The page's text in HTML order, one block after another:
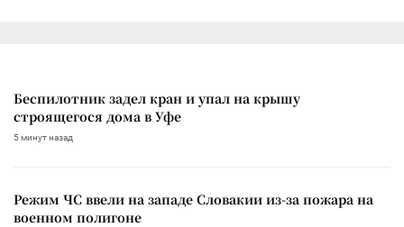
Беспилотник задел кран и упал на крышу
строящегося дома в Уфе
5 минут назад
Режим ЧС ввели на западе Словакии из-за пожара на
военном полигоне